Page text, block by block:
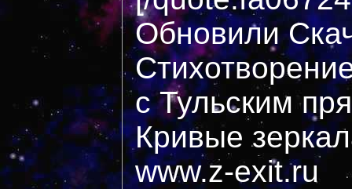
Обновили
с Тульским
Кривые
www.z-exit.ru